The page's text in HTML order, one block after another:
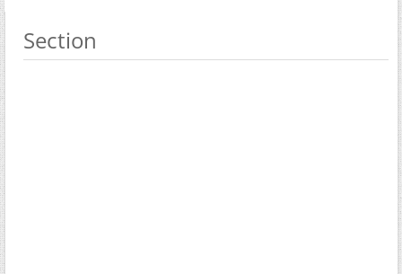
Section